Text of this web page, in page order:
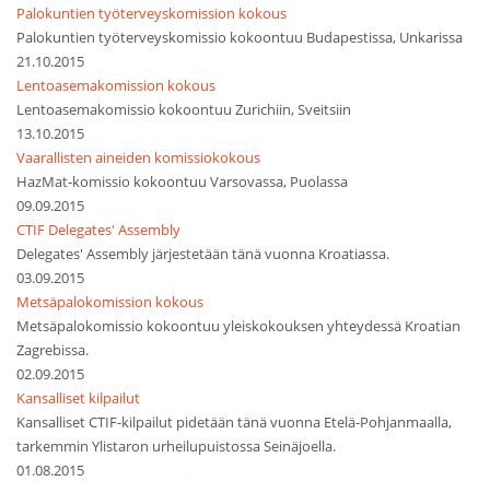
Palokuntien työterveyskomission kokous
Palokuntien työterveyskomissio kokoontuu Budapestissa, Unkarissa
21.10.2015
Lentoasemakomission kokous
Lentoasemakomissio kokoontuu Zurichiin, Sveitsiin
13.10.2015
Vaarallisten aineiden komissiokokous
HazMat-komissio kokoontuu Varsovassa, Puolassa
09.09.2015
CTIF Delegates' Assembly
Delegates' Assembly järjestetään tänä vuonna Kroatiassa.
03.09.2015
Metsäpalokomission kokous
Metsäpalokomissio kokoontuu yleiskokouksen yhteydessä Kroatian
Zagrebissa.
02.09.2015
Kansalliset kilpailut
Kansalliset CTIF-kilpailut pidetään tänä vuonna Etelä-Pohjanmaalla,
tarkemmin Ylistaron urheilupuistossa Seinäjoella.
01.08.2015